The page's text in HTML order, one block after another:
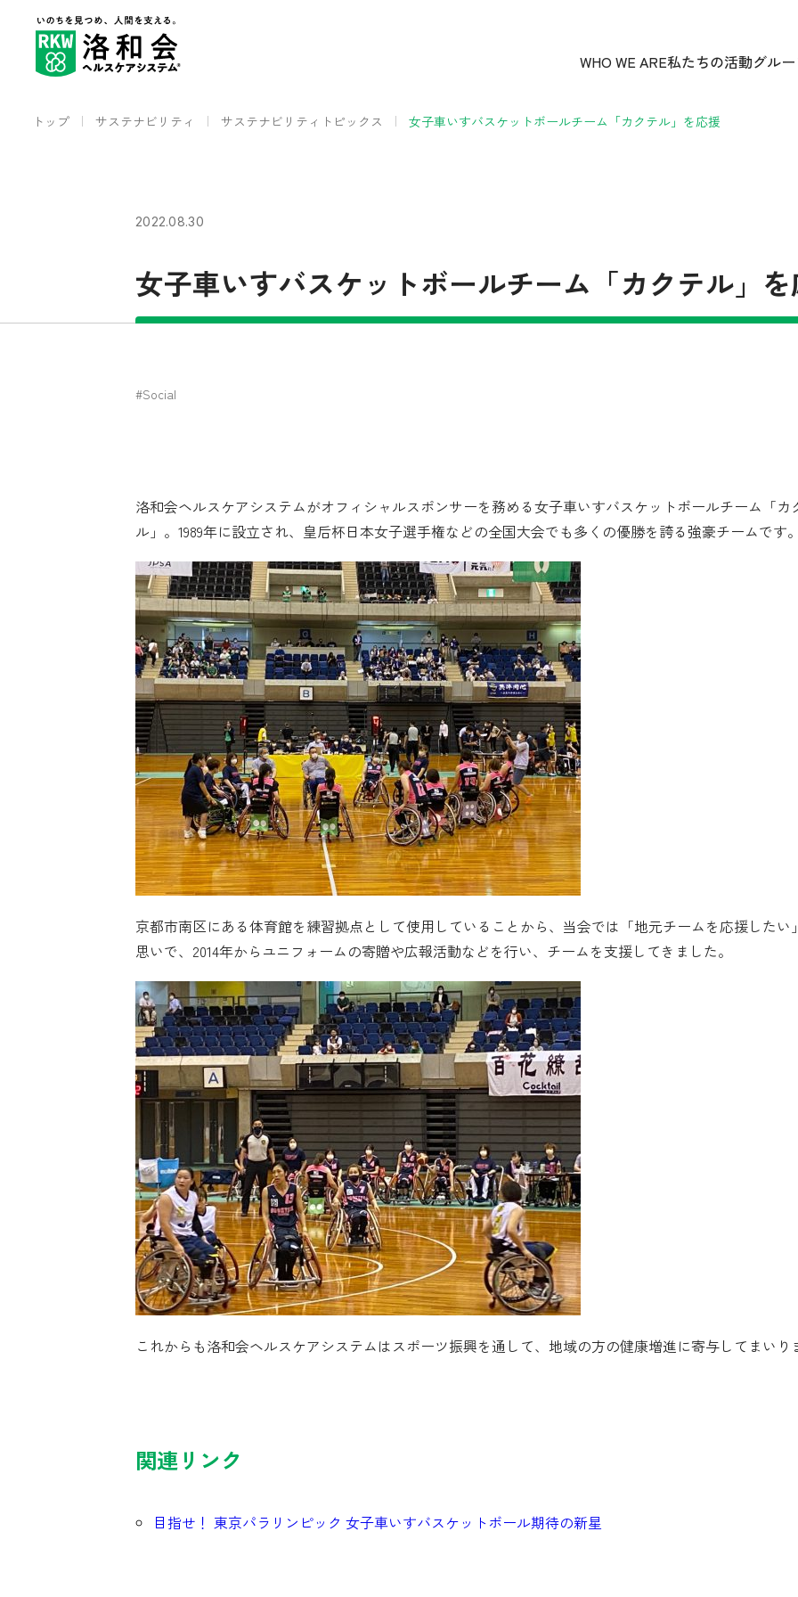
WHO WE ARE私たちの活動グル
トップ サステナビリティ サステナビリティトピックス 女子車いすバスケットボールチーム「カクテル」を応援
2022.08.30
女子車いすバスケットボールチーム「カクテル」
#Social
洛和会ヘルスケアシステムがオフィシャルスポンサーを務める女子車いすバスケットボールチーム「カ
ル」。1989年に設立され、皇后杯日本女子選手権などの全国大会でも多くの優勝を誇る強豪チームです
京都市南区にある体育館を練習拠点として使用していることから、当会では「地元チームを応援したい
思いで、2014年からユニフォームの寄贈や広報活動などを行い、チームを支援してきました。
これからも洛和会ヘルスケアシステムはスポーツ振興を通して、地域の方の健康増進に寄与してまいり
関連リンク
目指せ！ 東京パラリンピック 女子車いすバスケットボール期待の新星